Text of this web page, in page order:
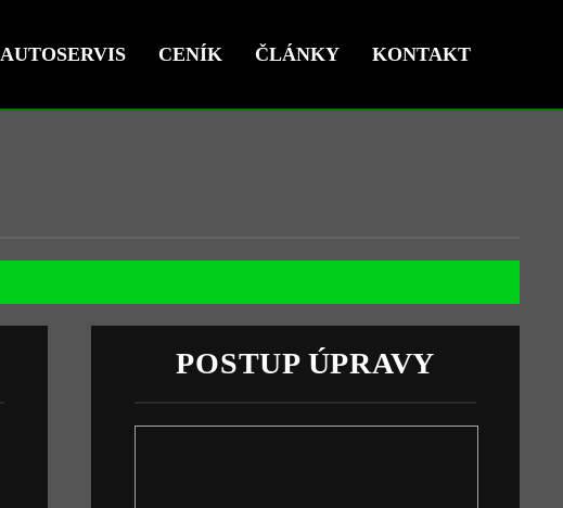
AUTOSERVIS CENÍK ČLÁNKY KONTAKT
POSTUP ÚPRAVY